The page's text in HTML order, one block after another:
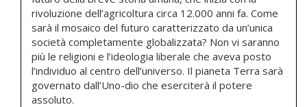
rivoluzione dell’agricoltura circa 12.000 anni fa. Come
sarà il mosaico del futuro caratterizzato da un’unica
società completamente globalizzata? Non vi saranno
più le religioni e l’ideologia liberale che aveva posto
l’individuo al centro dell’universo. Il pianeta Terra sarà
governato dall’Uno-dio che eserciterà il potere
assoluto.